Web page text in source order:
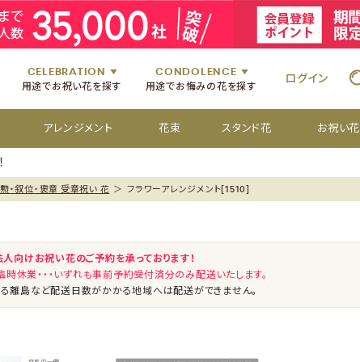
CELEBRATION
用途でお祝い花を探す
のお花
のお花
楽屋見舞いのお花
個展・展覧会のお花
CONDOLENCE
用途でお悔みの花を探す
四十九日のお供え花
百か日のお供え花
お彼岸のお供え花
供花[通夜・葬儀・告別式]
ログイン
アレンジメント 花束 スタンド花 お祝い花
・叙位・褒章 受章祝い 花 ＞ フラワーアレンジメント[1510]
向けお祝い花のご予約を承っております！
時休業・・・いずれも事前予約受付済分のみ配送いたします。
離島など配送日数がかかる地域へは配送ができません。